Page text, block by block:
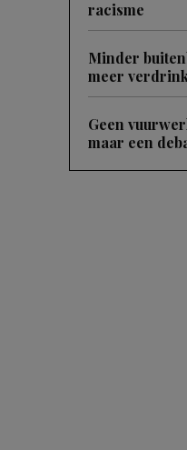
racisme
Minder
meer
Geen
maar een